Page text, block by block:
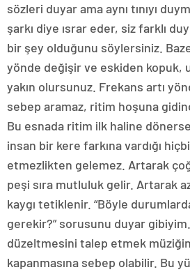
sözleri duyar ama aynı tınıyı
şarkı diye ısrar eder, siz farklı
bir şey olduğunu söylersiniz.
yönde değişir ve eskiden kopuk,
yakın olursunuz. Frekans artı
sebep aramaz, ritim hoşuna
Bu esnada ritim ilk haline
insan bir kere farkına vardığı
etmezlikten gelemez. Artarak
peşi sıra mutluluk gelir. Artarak
kaygı tetiklenir. “Böyle
gerekir?” sorusunu duyar
düzeltmesini talep etmek
kapanmasına sebep olabilir. Bu